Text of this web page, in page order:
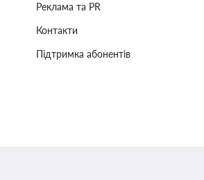
Реклама та PR
Контакти
Підтримка абонентів